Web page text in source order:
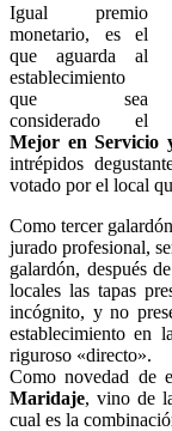
Igual premio
monetario, es el
que aguarda al
establecimiento
que sea
considerado el
Mejor en Servicio
intrépidos
votado por el local
Como tercer
jurado profesional,
galardón, después
locales las tapas
incógnito, y no
establecimiento en
riguroso «directo».
Como novedad de
Maridaje, vino de
cual es la